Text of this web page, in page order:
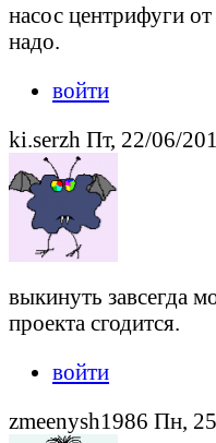
насос центрифуги
надо.
войти
ki.serzh Пт, 22/06/
выкинуть завсегда
проекта сгодится.
войти
zmeenysh1986 Пн,